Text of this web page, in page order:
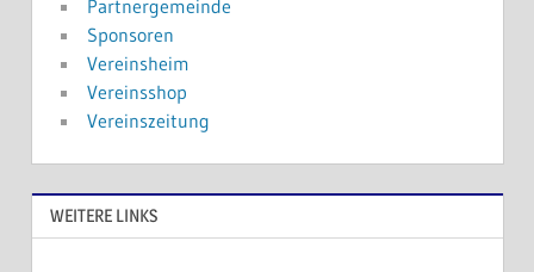
Partnergemeinde
Sponsoren
Vereinsheim
Vereinsshop
Vereinszeitung
WEITERE LINKS